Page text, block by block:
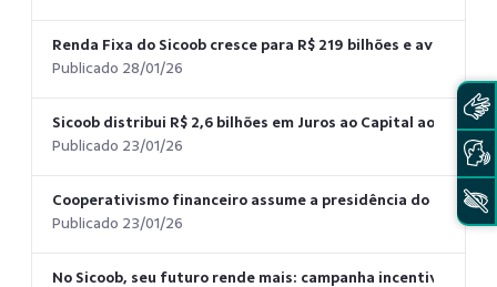
Renda Fixa do Sicoob cresce para R$ 219 bilhões e avança
Publicado 28/01/26
Sicoob distribui R$ 2,6 bilhões em Juros ao Capital aos
Publicado 23/01/26
Cooperativismo financeiro assume a presidência do
Publicado 23/01/26
No Sicoob, seu futuro rende mais: campanha incentiva